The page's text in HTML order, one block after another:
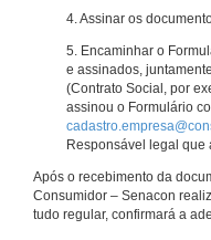
4. Assinar os
5. Encaminhar o
e assinados,
(Contrato Social, por
assinou o Formulário
Responsável legal
Após o recebimento da
Consumidor – Senacon
tudo regular, confirmará a